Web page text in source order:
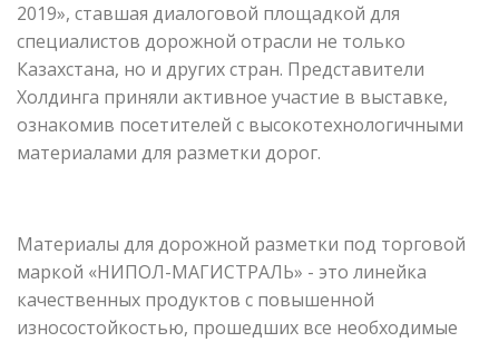
2019», ставшая диалоговой площадкой для
специалистов дорожной отрасли не только
Казахстана, но и других стран. Представители
Холдинга приняли активное участие в выставке,
ознакомив посетителей с высокотехнологичными
материалами для разметки дорог.
Материалы для дорожной разметки под торговой
маркой «НИПОЛ-МАГИСТРАЛЬ» - это линейка
качественных продуктов с повышенной
износостойкостью, прошедших все необходимые